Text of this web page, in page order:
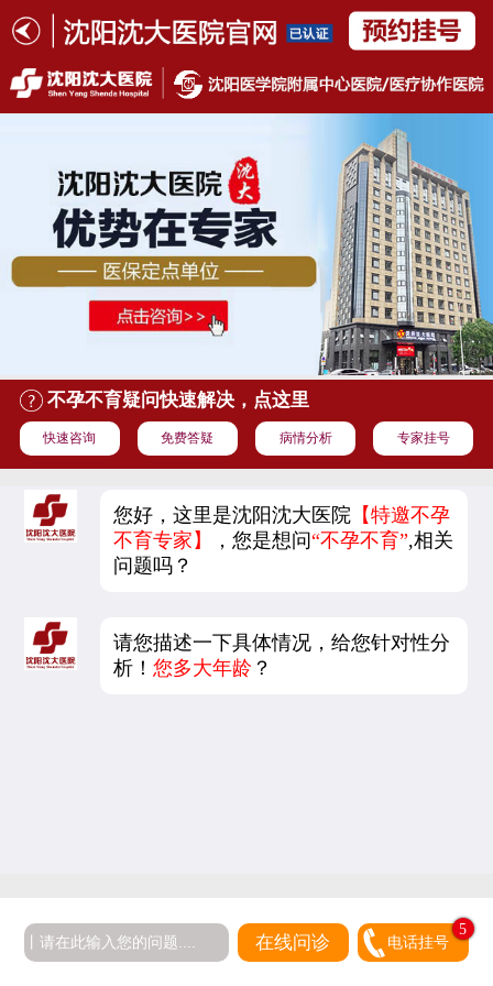
不孕不育疑问快速解决，点这里
快速咨询 免费答疑 病情分析 专家挂号
您好，这里是沈阳沈大医院 【特邀不孕
不育专家】
，您是想问“不孕不育” ,相关
问题吗？
请您描述一下具体情况，给您针对性分
析！您多大年龄 ？
在线问诊 电话挂号
5